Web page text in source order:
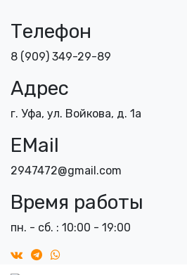
Телефон
8 (909) 349-29-89
Адрес
г. Уфа, ул. Войкова, д. 1а
EMail
2947472@gmail.com
Время работы
пн. - сб. : 10:00 - 19:00